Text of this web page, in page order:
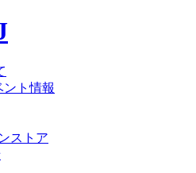
ント情報
ストア